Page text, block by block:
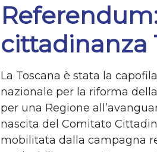
cittadinanza
La Toscana è stata la
nazionale per la riforma
per una Regione
nascita del Comitato
mobilitata dalla campagna